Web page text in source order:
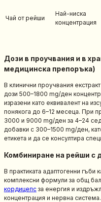
Чай от рейши
Най-ниска
концентрация
Дози в проучвания и в
медицинска препоръка)
В клинични проучвания
дози 500–1800 mg/ден
изразени като еквивалент на
понякога до 6–12 месеца. При
3000 и 9000 mg/ден за 4–24
добавки с 300–1500 mg/ден,
етикета и да се консултира
Комбиниране на рейши с
В практиката адаптогенни гъби
комплексни формули за общ
кордицепс за енергия и
концентрация и нервна